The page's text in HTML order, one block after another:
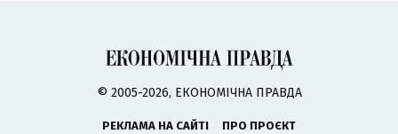
© 2005-2026, ЕКОНОМІЧНА ПРАВДА
РЕКЛАМА НА САЙТІ
ПРО ПРОЄКТ